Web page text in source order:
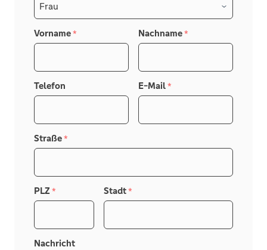
Vorname * Nachname *
Telefon E-Mail *
Straße *
PLZ * Stadt *
Nachricht